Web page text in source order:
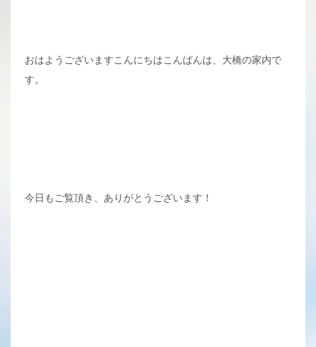
おはようございますこんにちはこんばんは、大橋の家内で
す。
今日もご覧頂き、ありがとうございます！